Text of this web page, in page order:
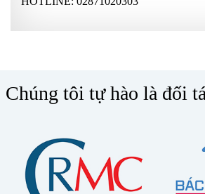
Chúng tôi tự hào là đối